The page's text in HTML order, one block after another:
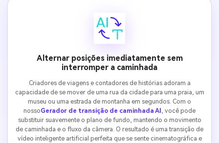
Alternar posições imediatamente sem
interromper a caminhada
Criadores de viagens e contadores de histórias adoram a
capacidade de se mover de uma rua da cidade para uma praia, um
museu ou uma estrada de montanha em segundos. Com o
nossoGerador de transição de caminhada AI , você pode
substituir suavemente o plano de fundo, mantendo o movimento
de caminhada e o fluxo da câmera. O resultado é uma transição de
vídeo inteligente artificial perfeita que se sente cinematográfica e